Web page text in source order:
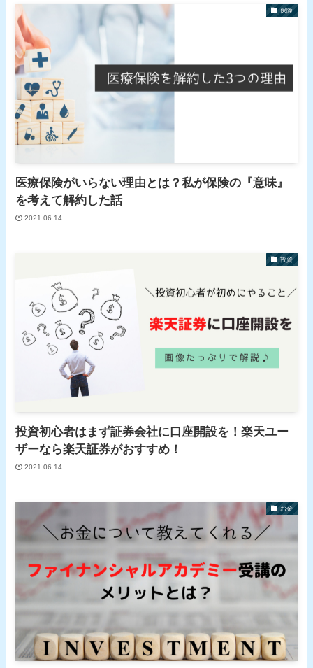
保険
医療保険がいらない理由とは？私が保険の『意味』
を考えて解約した話
2021.06.14
投資
投資初心者はまず証券会社に口座開設を！楽天ユー
ザーなら楽天証券がおすすめ！
2021.06.14
お金